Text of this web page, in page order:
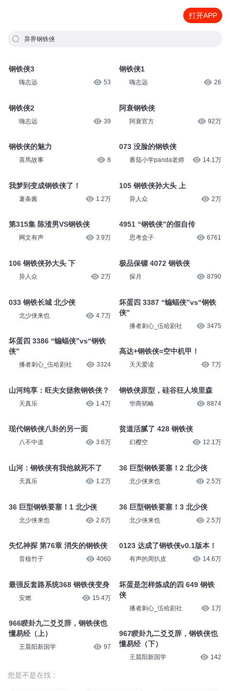
打开APP
异界钢铁侠
钢铁侠3
嗨志远 53
钢铁侠2
嗨志远 39
钢铁侠的魅力
喜馬故事 8
我梦到变成钢铁侠了！
薯条酱 1.2万
第315集 陈渣男VS钢铁侠
网文有声 3.9万
106 钢铁侠孙大头 下
异人众 2万
033 钢铁长城 北少侠
北少侠来也 4.7万
坏蛋四 3386 “蝙蝠侠”vs“钢铁
侠”
播者刺心_伍哈剧社 3324
山河纯享：旺夫女拯救钢铁侠？
天真乐 1.4万
现代钢铁侠八卦的另一面
八不中道 3.6万
山河：钢铁侠有我他就死不了
天真乐 1.2万
36 巨型钢铁要塞！1 北少侠
北少侠来也 2.6万
失忆神探 第76章 消失的钢铁侠
音核竹子 4060
最强反套路系统368 钢铁侠变身
安燃 15.4万
966睽卦九二爻爻辞，钢铁侠也
懂易经（上）
王晨阳新国学 97
钢铁侠1
嗨志远 26
阿衰钢铁侠
阿衰官方 92万
073 没脸的钢铁侠
番茄小学panda老师 14.1万
105 钢铁侠孙大头 上
异人众 2万
4951 “钢铁侠”的假自传
思考盒子 6761
极品保镖 4072 钢铁侠
探月 8790
坏蛋四 3387 “蝙蝠侠”vs“钢铁
侠”
播者刺心_伍哈剧社 3475
高达+钢铁侠=空中机甲！
天天爱读 7万
钢铁侠原型，硅谷狂人埃里森
华商韬略 8874
贫道活腻了 428 钢铁侠
幻樱空 12.1万
36 巨型钢铁要塞！2 北少侠
北少侠来也 2.5万
36 巨型钢铁要塞！3 北少侠
北少侠来也 2.5万
0123 达成了钢铁侠v0.1版本！
有声的周扒皮 14.6万
坏蛋是怎样炼成的四 649 钢铁
侠
播者刺心_伍哈剧社 1万
967睽卦九二爻爻辞，钢铁侠也
懂易经（下）
王晨阳新国学 142
您是不是在找：